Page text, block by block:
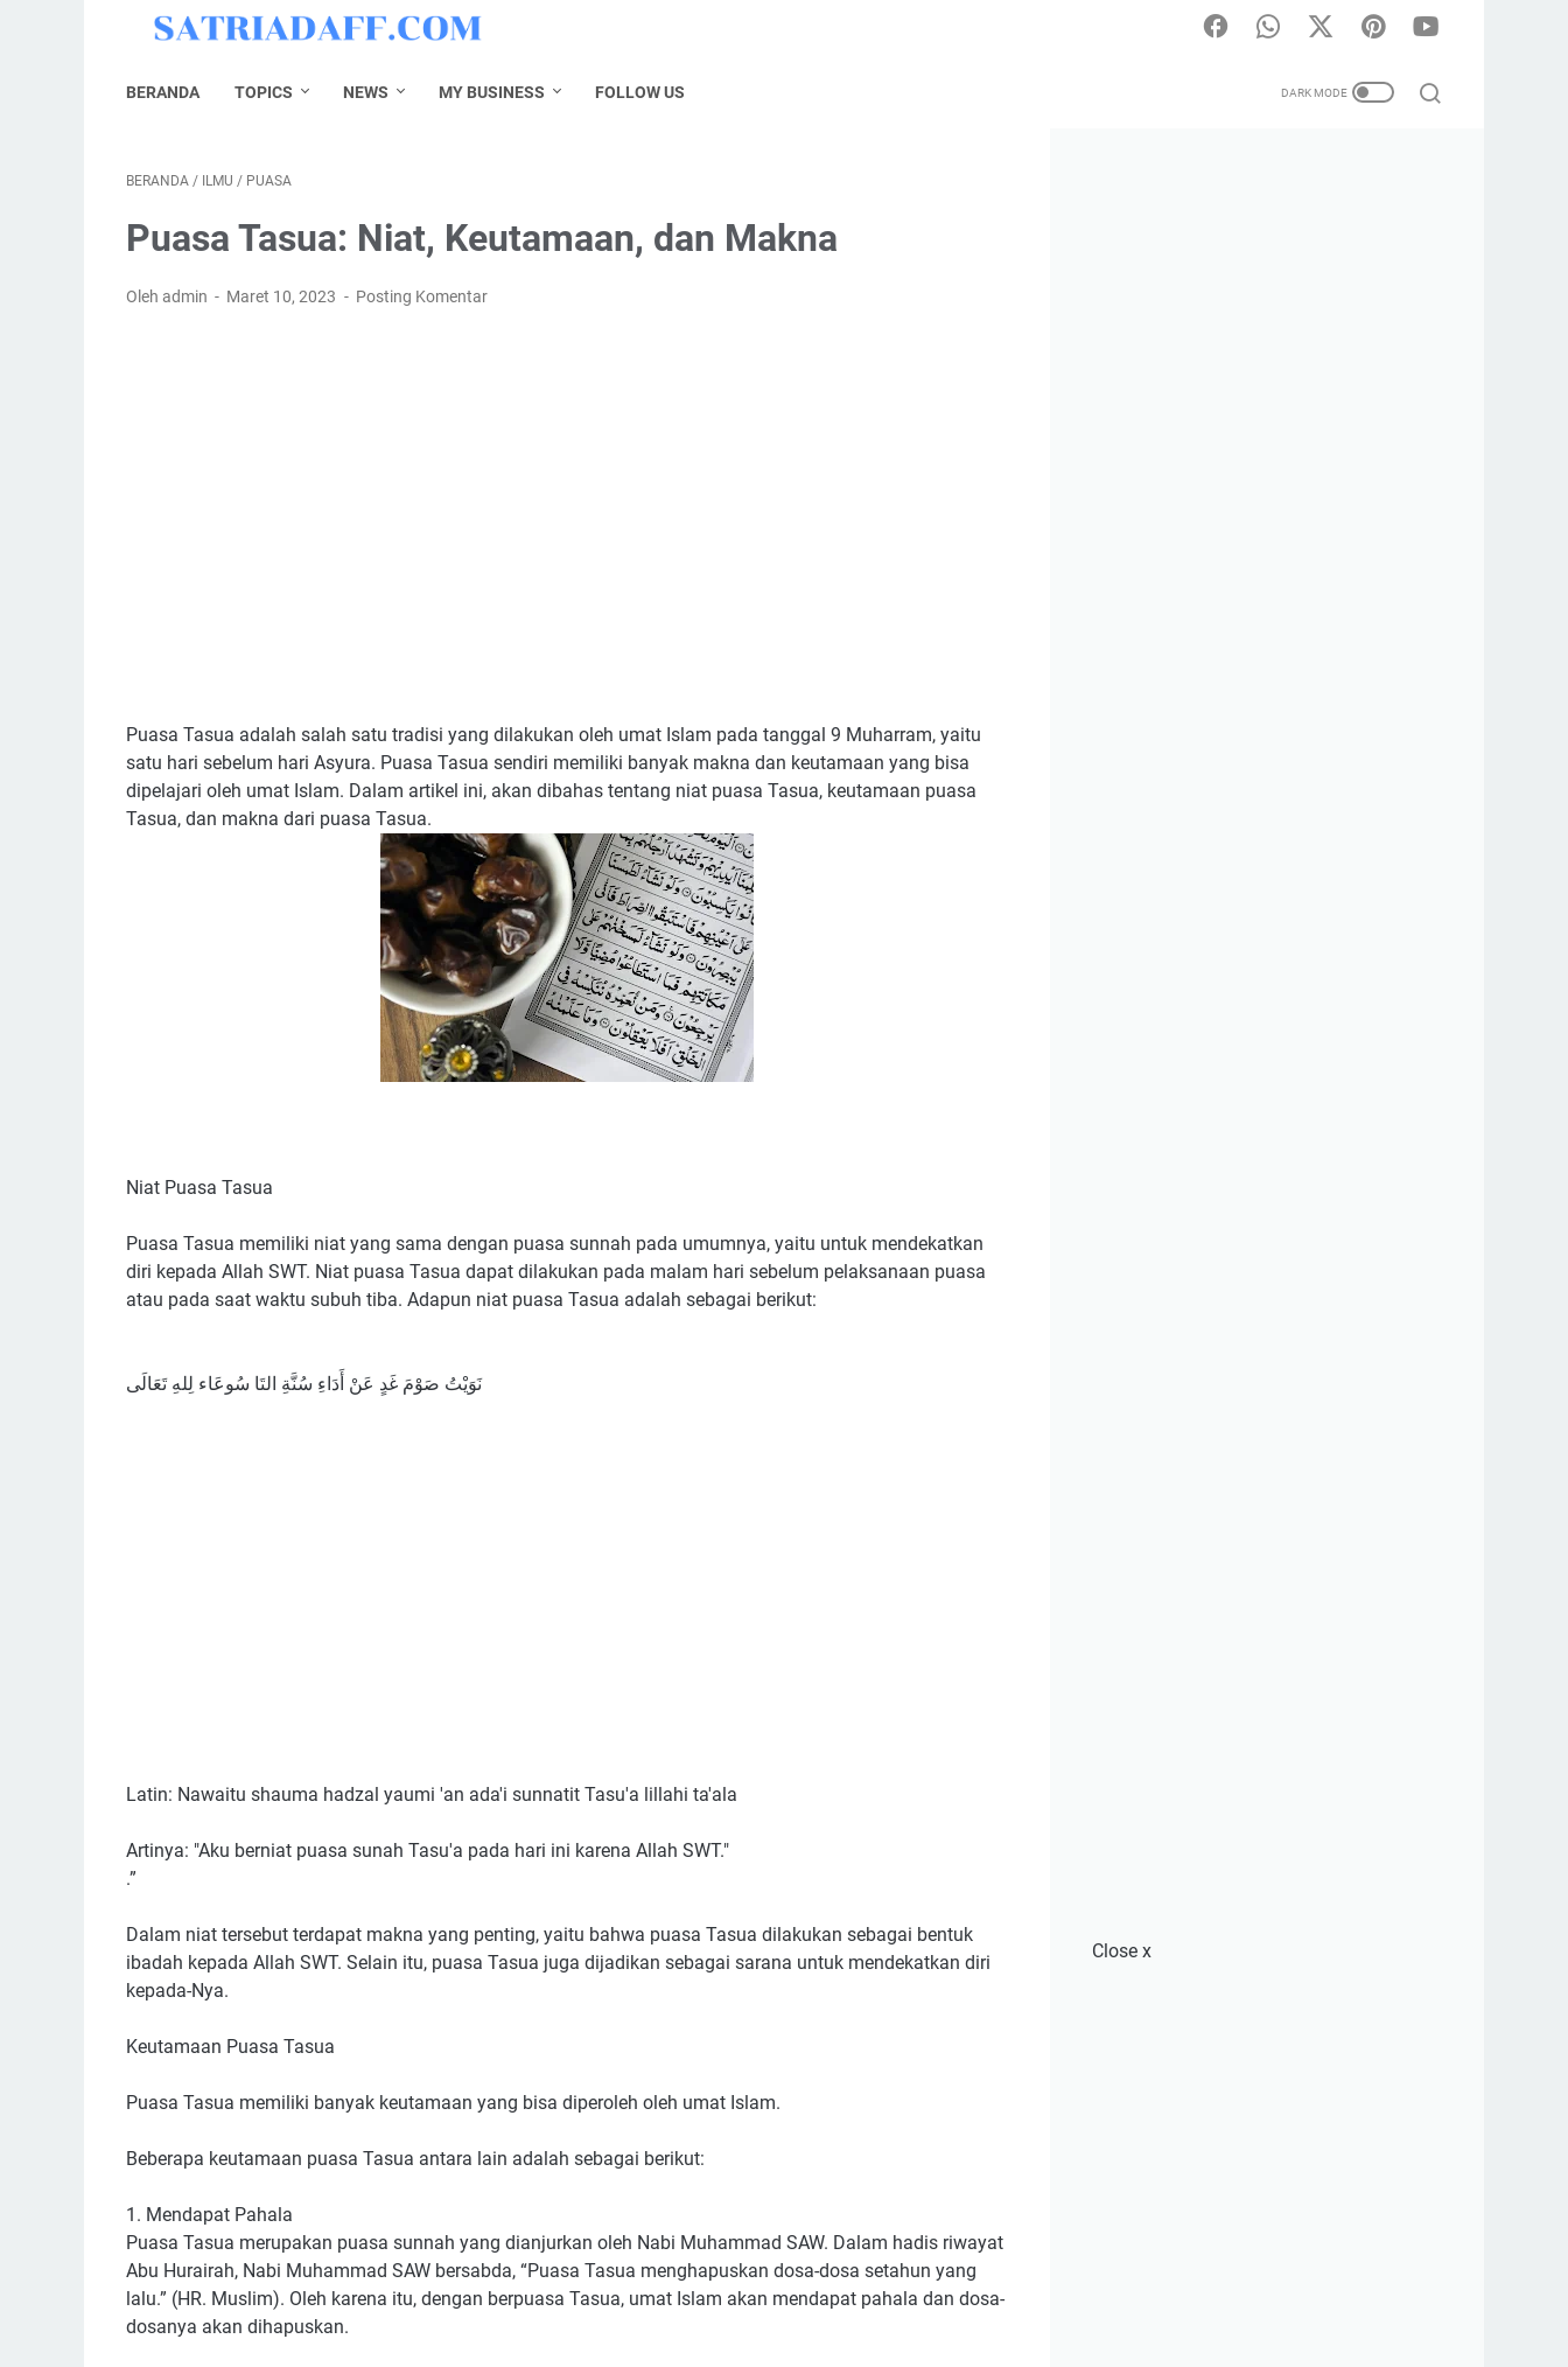
BERANDA TOPICS NEWS MY BUSINESS FOLLOW US
BERANDA / ILMU / PUASA
Puasa Tasua: Niat, Keutamaan, dan Makna
Oleh admin Maret 10, 2023 Posting Komentar
Puasa Tasua adalah salah satu tradisi yang dilakukan oleh umat Islam pada tanggal 9 Muharram, yaitu
satu hari sebelum hari Asyura. Puasa Tasua sendiri memiliki banyak makna dan keutamaan yang bisa
dipelajari oleh umat Islam. Dalam artikel ini, akan dibahas tentang niat puasa Tasua, keutamaan puasa
Tasua, dan makna dari puasa Tasua.
Niat Puasa Tasua
Puasa Tasua memiliki niat yang sama dengan puasa sunnah pada umumnya, yaitu untuk mendekatkan
diri kepada Allah SWT. Niat puasa Tasua dapat dilakukan pada malam hari sebelum pelaksanaan puasa
atau pada saat waktu subuh tiba. Adapun niat puasa Tasua adalah sebagai berikut:
نَوَيْتُ صَوْمَ غَدٍ عَنْ أَدَاءِ سُنَّةِ التَا سُوعَاء لِلهِ تَعَالَى
Latin: Nawaitu shauma hadzal yaumi 'an ada'i sunnatit Tasu'a lillahi ta'ala
Artinya: "Aku berniat puasa sunah Tasu'a pada hari ini karena Allah SWT."
.”
Dalam niat tersebut terdapat makna yang penting, yaitu bahwa puasa Tasua dilakukan sebagai bentuk
ibadah kepada Allah SWT. Selain itu, puasa Tasua juga dijadikan sebagai sarana untuk mendekatkan diri
kepada-Nya.
Keutamaan Puasa Tasua
Puasa Tasua memiliki banyak keutamaan yang bisa diperoleh oleh umat Islam.
Beberapa keutamaan puasa Tasua antara lain adalah sebagai berikut:
1. Mendapat Pahala
Puasa Tasua merupakan puasa sunnah yang dianjurkan oleh Nabi Muhammad SAW. Dalam hadis riwayat
Abu Hurairah, Nabi Muhammad SAW bersabda, “Puasa Tasua menghapuskan dosa-dosa setahun yang
lalu.” (HR. Muslim). Oleh karena itu, dengan berpuasa Tasua, umat Islam akan mendapat pahala dan dosa-
dosanya akan dihapuskan.
Close x